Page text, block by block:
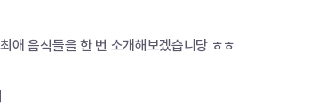
애 음식들을 한 번 소개해보겠습니당 ㅎㅎ